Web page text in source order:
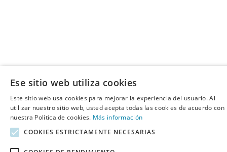
Ese sitio web utiliza cookies
Este sitio web usa cookies para mejorar la experiencia del usuario. Al
utilizar nuestro sitio web, usted acepta todas las cookies de acuerdo con
nuestra Política de cookies. Más información
COOKIES ESTRICTAMENTE NECESARIAS